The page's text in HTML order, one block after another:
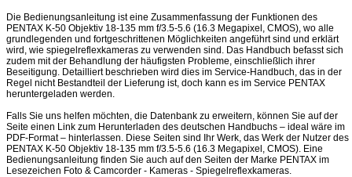
Die Bedienungsanleitung ist eine Zusammenfassung der Funktionen des
PENTAX K-50 Objektiv 18-135 mm f/3.5-5.6 (16.3 Megapixel, CMOS), wo alle
grundlegenden und fortgeschrittenen Möglichkeiten angeführt sind und erklärt
wird, wie spiegelreflexkameras zu verwenden sind. Das Handbuch befasst sich
zudem mit der Behandlung der häufigsten Probleme, einschließlich ihrer
Beseitigung. Detailliert beschrieben wird dies im Service-Handbuch, das in der
Regel nicht Bestandteil der Lieferung ist, doch kann es im Service PENTAX
heruntergeladen werden.
Falls Sie uns helfen möchten, die Datenbank zu erweitern, können Sie auf der
Seite einen Link zum Herunterladen des deutschen Handbuchs – ideal wäre im
PDF-Format – hinterlassen. Diese Seiten sind Ihr Werk, das Werk der Nutzer des
PENTAX K-50 Objektiv 18-135 mm f/3.5-5.6 (16.3 Megapixel, CMOS). Eine
Bedienungsanleitung finden Sie auch auf den Seiten der Marke PENTAX im
Lesezeichen Foto & Camcorder - Kameras - Spiegelreflexkameras.